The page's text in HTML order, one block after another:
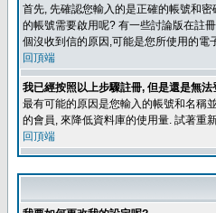
首先, 先確認您輸入的是正確的帳號和
的帳號需要啟用呢? 有一些討論版在註
個沒收到信的原因,可能是您所使用的電
回頂端
我已經按照以上步驟註冊, 但是還是無法
最有可能的原因是您輸入的帳號和名稱
的會員, 來降低資料庫的使用量. 試著重
回頂端